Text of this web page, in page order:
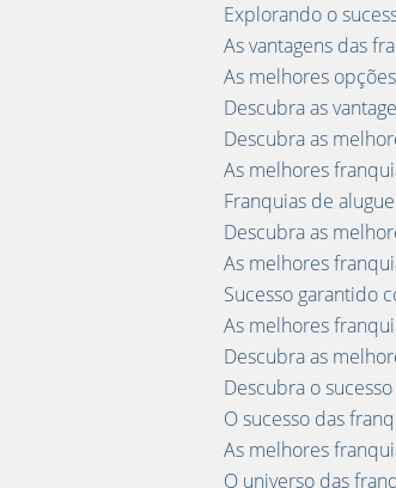
Explorando o
As vantagens das
As melhores
Descubra as
Descubra as
As melhores
Franquias de
Descubra as
As melhores
Sucesso garantido
As melhores
Descubra as
Descubra o
O sucesso das
As melhores
O universo das